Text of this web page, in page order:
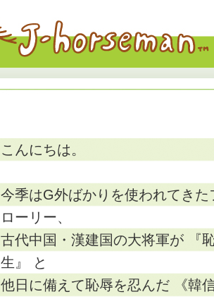
こんにちは。
今季はG外ばかりを使われてき
ローリー、
古代中国・漢建国の大将軍が 『
生』 と
他日に備えて恥辱を忍んだ 《韓